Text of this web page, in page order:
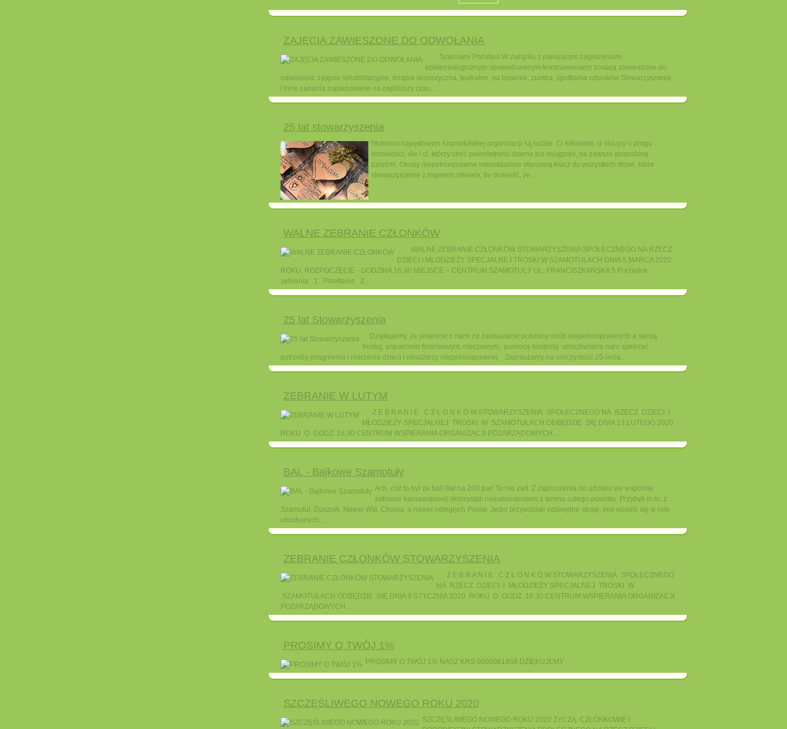
ZAJĘCIA ZAWIESZONE DO ODWOŁANIA
Szanowni Państwo W związku z panującym zagrożeniem
epidemiologicznym spowodowanym koronawirusem zostają zawieszone do
odwołania: zajęcia rehabilitacyjne, terapia sensoryczna, teatralne, na basenie, zumba, spotkania członków Stowarzyszenia,
i inne zadania zaplanowane na najbliższy czas...
25 lat stowarzyszenia
Motorem napędowym szamotulskiej organizacji są ludzie. Ci kilkuletni, ci stojący u progu
dorosłości, ale i ci, którzy choć pełnoletność dawno już osiągnęli, na zawsze pozostaną
dziećmi. Osoby niepełnosprawne intelektualnie stanowią klucz do wszystkich drzwi, które
stowarzyszenie z impetem otwiera, by dowieść, że...
WALNE ZEBRANIE CZŁONKÓW
WALNE ZEBRANIE CZŁONKÓW STOWARZYSZENIA SPOŁECZNEGO NA RZECZ
DZIECI I MŁODZIEŻY SPECJALNEJ TROSKI W SZAMOTUŁACH DNIA 5 MARCA 2020
ROKU. ROZPOCZĘCIE - GODZINA 16,30 MIEJSCE – CENTRUM SZAMOTUŁY UL. FRANCISZKAŃSKA 5 Porządek
zebrania 1. Powitanie 2....
25 lat Stowarzyszenia
Dziękujemy, że jesteście z nami że zauważacie potrzeby osób niepełnosprawnych a swoją
troską, wsparciem finansowym, rzeczowym, pomocą osobistą umożliwiacie nam spełniać
potrzeby, pragnienia i marzenia dzieci i młodzieży niepełnosprawnej. Zapraszamy na uroczystość 25-lecia...
ZEBRANIE W LUTYM
Z E B R A N I E C Z Ł O N K Ó W STOWARZYSZENIA SPOŁECZNEGO NA RZECZ DZIECI I
MŁODZIEŻY SPECJALNEJ TROSKI W SZAMOTUŁACH ODBĘDZIE SIĘ DNIA 13 LUTEGO 2020
ROKU O GODZ. 16,30 CENTRUM WSPIERANIA ORGANIZACJI POZARZĄDOWYCH...
BAL - Bajkowe Szamotuły
Ach, cóż to był za bal! Bal na 200 par! To nie żart. Z zaproszenia do udziału we wspólnej
zabawie karnawałowej skorzystali niepełnosprawni z terenu całego powiatu. Przybyli m.in. z
Szamotuł, Dusznik, Nowej Wsi, Chojna, a nawet odległych Pniew. Jedni przywdziali odświętne stroje, inni wcielili się w role
ukochanych...
ZEBRANIE CZŁONKÓW STOWARZYSZENIA
Z E B R A N I E C Z Ł O N K Ó W STOWARZYSZENIA SPOŁECZNEGO
NA RZECZ DZIECI I MŁODZIEŻY SPECJALNEJ TROSKI W
SZAMOTUŁACH ODBĘDZIE SIĘ DNIA 9 STYCZNIA 2020 ROKU O GODZ. 16,30 CENTRUM WSPIERANIA ORGANIZACJI
POZARZĄDOWYCH...
PROSIMY O TWÓJ 1%
PROSIMY O TWÓJ 1% NASZ KRS 0000061868 DZIĘKUJEMY
SZCZĘŚLIWEGO NOWEGO ROKU 2020
SZCZĘŚLIWEGO NOWEGO ROKU 2020 ŻYCZĄ: CZŁONKOWIE I